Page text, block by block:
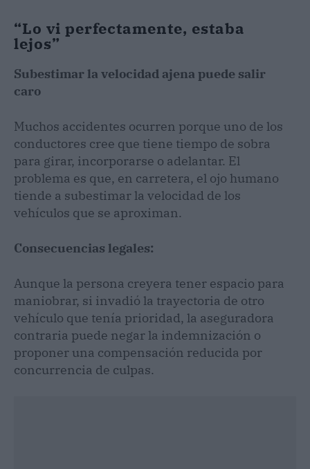
“Lo vi perfectamente, estaba
lejos”
Subestimar la velocidad ajena puede salir
caro
Muchos accidentes ocurren porque uno de los
conductores cree que tiene tiempo de sobra
para girar, incorporarse o adelantar. El
problema es que, en carretera, el ojo humano
tiende a subestimar la velocidad de los
vehículos que se aproximan.
Consecuencias legales:
Aunque la persona creyera tener espacio para
maniobrar, si invadió la trayectoria de otro
vehículo que tenía prioridad, la aseguradora
contraria puede negar la indemnización o
proponer una compensación reducida por
concurrencia de culpas.